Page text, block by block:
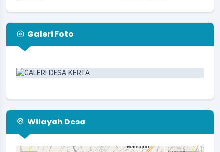
Galeri Foto
Wilayah Desa